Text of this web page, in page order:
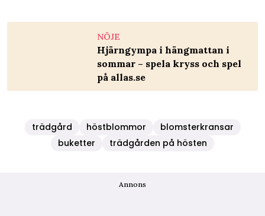
NÖJE
Hjärngympa i hängmattan i
sommar – spela kryss och spel
på allas.se
trädgård höstblommor
blomsterkransar
buketter
trädgården på hösten
Annons